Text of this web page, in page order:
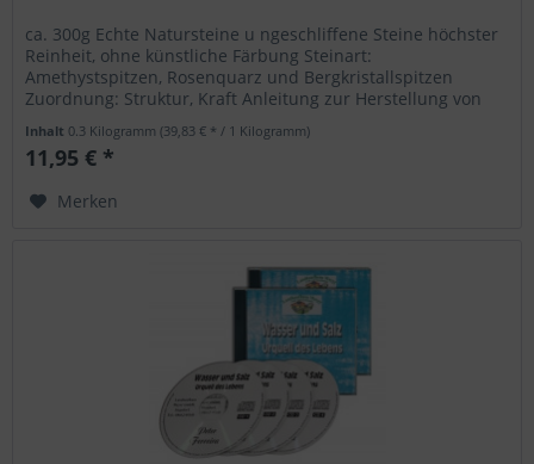
ca. 300g Echte Natursteine u ngeschliffene Steine höchster
Reinheit, ohne künstliche Färbung Steinart:
Amethystspitzen, Rosenquarz und Bergkristallspitzen
Zuordnung: Struktur, Kraft Anleitung zur Herstellung von
Inhalt 0.3 Kilogramm(39,83 € * / 1 Kilogramm)
11,95 € *
Merken